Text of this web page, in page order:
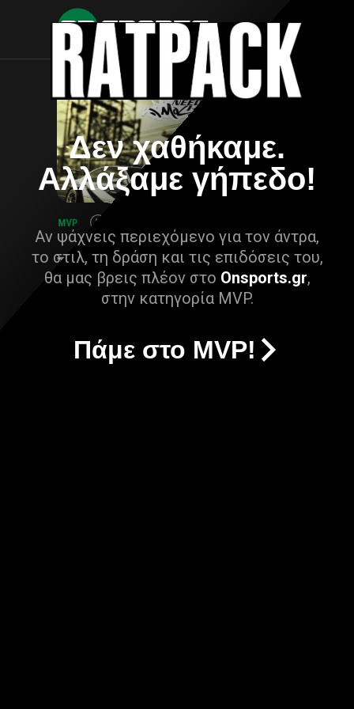
Δεν χαθήκαμε.
Αλλάξαμε γήπεδο!
Αν ψάχνεις περιεχόμενο για τον άντρα,
το στιλ, τη δράση και τις επιδόσεις του,
θα μας βρεις πλέον στο Onsports.gr,
στην κατηγορία MVP.
Πάμε στο MVP!